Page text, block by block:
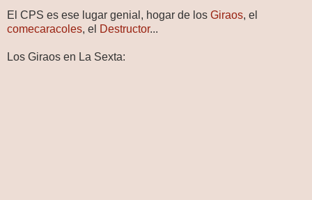
El CPS es ese lugar genial, hogar de los Giraos, el
comecaracoles, el Destructor...
Los Giraos en La Sexta: